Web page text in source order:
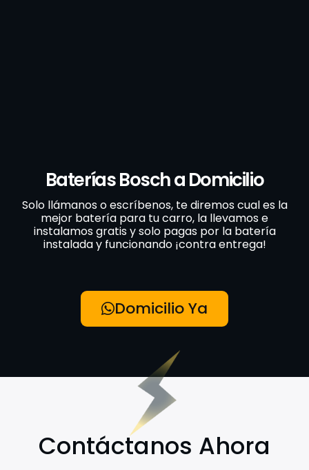
Baterías Bosch a Domicilio
Solo llámanos o escríbenos, te diremos cual es la
mejor batería para tu carro, la llevamos e
instalamos gratis y solo pagas por la batería
instalada y funcionando ¡contra entrega!
Domicilio Ya
Contáctanos Ahora